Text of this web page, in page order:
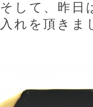
そして、昨日
入れを頂きま